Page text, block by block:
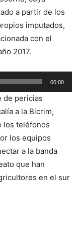
a partir de los
imputados,
con el
2017.
00:00
de pericias
a la Bicrim,
los teléfonos
los equipos
a la banda
que han
en el sur